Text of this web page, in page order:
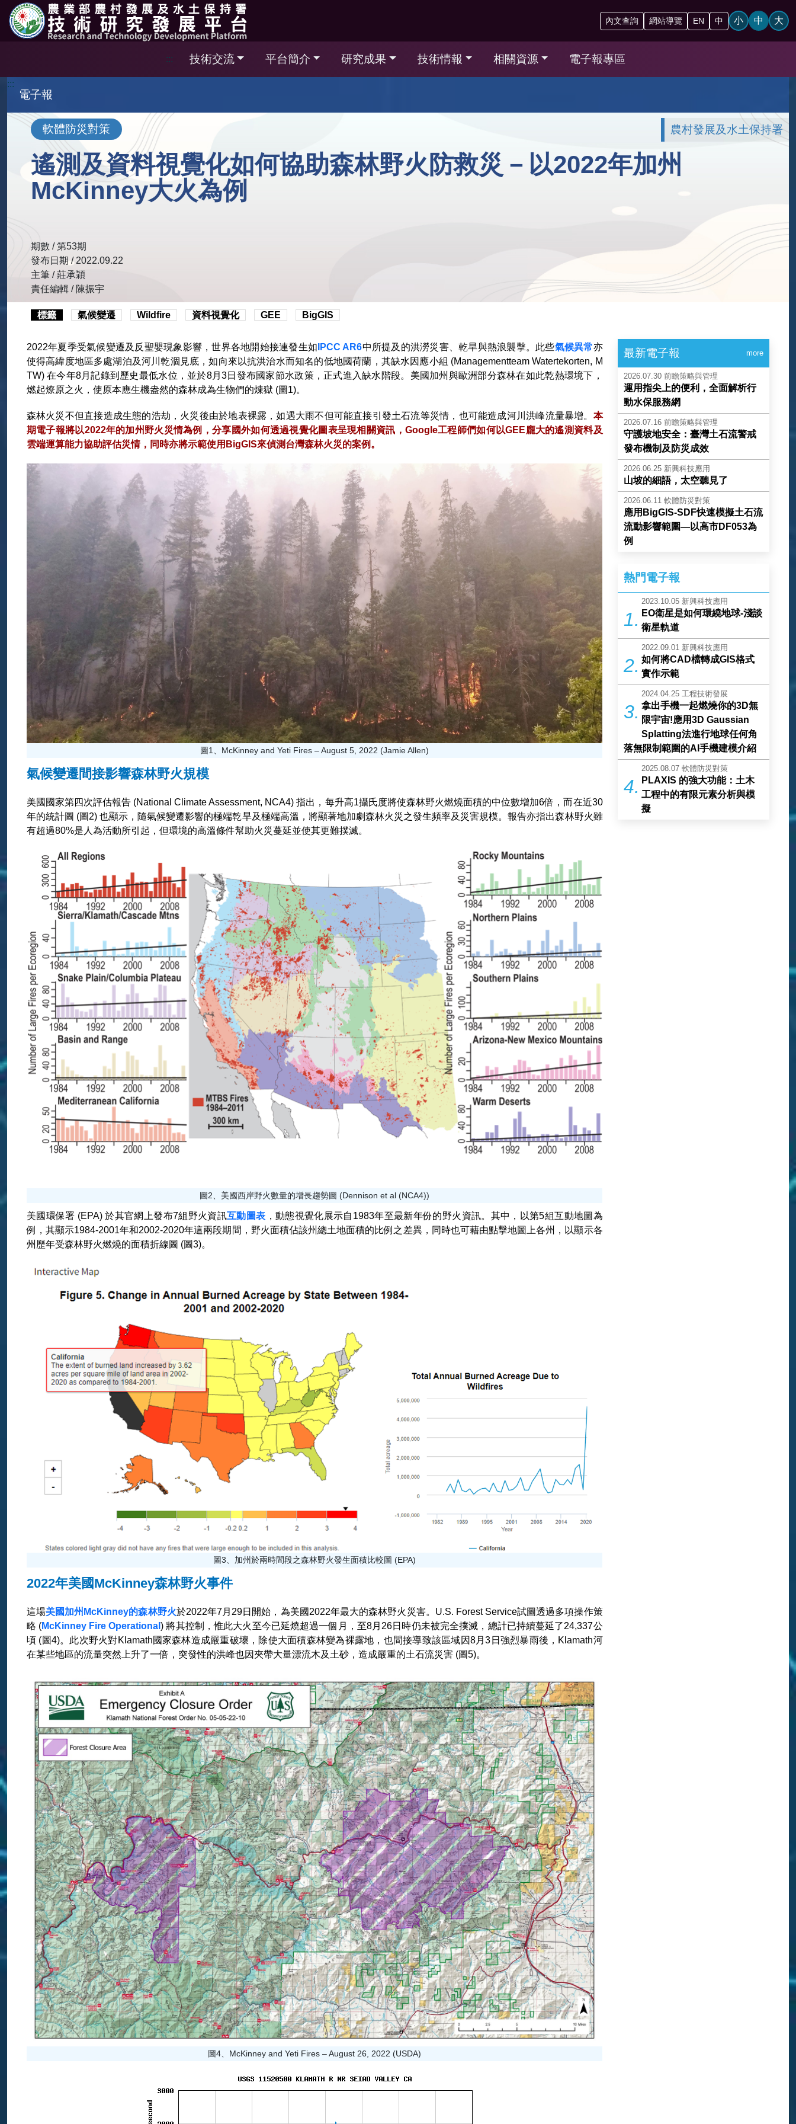
跳到主要內容區塊
內文查詢 網站導覽 EN 中 小 中 大
::: 技術交流 平台簡介 研究成果 技術情報 相關資源 電子報專區
:::
電子報
軟體防災對策 農村發展及水土保持署
遙測及資料視覺化如何協助森林野火防救災－以2022年加州
McKinney大火為例
期數 / 第53期
發布日期 / 2022.09.22
主筆 / 莊承穎
責任編輯 / 陳振宇
標籤 氣候變遷 Wildfire 資料視覺化 GEE BigGIS
2022年夏季受氣候變遷及反聖嬰現象影響，世界各地開始接連發生如 IPCC AR6中所提及的洪澇災害、乾旱與熱浪襲擊。此些氣候異常亦
使得高緯度地區多處湖泊及河川乾涸見底，如向來以抗洪治水而知名的低地國荷蘭，其缺水因應小組 (Managementteam Watertekorten, M
TW) 在今年8月記錄到歷史最低水位，並於8月3日發布國家節水政策，正式進入缺水階段。美國加州與歐洲部分森林在如此乾熱環境下，
燃起燎原之火，使原本應生機盎然的森林成為生物們的煉獄 (圖1)。
森林火災不但直接造成生態的浩劫，火災後由於地表裸露，如遇大雨不但可能直接引發土石流等災情，也可能造成河川洪峰流量暴增。 本
期電子報將以2022年的加州野火災情為例，分享國外如何透過視覺化圖表呈現相關資訊，Google工程師們如何以GEE龐大的遙測資料及
雲端運算能力協助評估災情，同時亦將示範使用BigGIS來偵測台灣森林火災的案例。
圖1、McKinney and Yeti Fires – August 5, 2022 (Jamie Allen)
氣候變遷間接影響森林野火規模
美國國家第四次評估報告 (National Climate Assessment, NCA4) 指出，每升高1攝氏度將使森林野火燃燒面積的中位數增加6倍，而在近30
年的統計圖 (圖2) 也顯示，隨氣候變遷影響的極端乾旱及極端高溫，將顯著地加劇森林火災之發生頻率及災害規模。報告亦指出森林野火雖
有超過80%是人為活動所引起，但環境的高溫條件幫助火災蔓延並使其更難撲滅。
圖2、美國西岸野火數量的增長趨勢圖 (Dennison et al (NCA4))
美國環保署 (EPA) 於其官網上發布7組野火資訊互動圖表 ，動態視覺化展示自1983年至最新年份的野火資訊。其中，以第5組互動地圖為
例，其顯示1984-2001年和2002-2020年這兩段期間，野火面積佔該州總土地面積的比例之差異，同時也可藉由點擊地圖上各州，以顯示各
州歷年受森林野火燃燒的面積折線圖 (圖3)。
圖3、加州於兩時間段之森林野火發生面積比較圖 (EPA)
2022年美國McKinney森林野火事件
這場美國加州McKinney的森林野火於2022年7月29日開始，為美國2022年最大的森林野火災害。U.S. Forest Service試圖透過多項操作策
略 (McKinney Fire Operational) 將其控制，惟此大火至今已延燒超過一個月，至8月26日時仍未被完全撲滅，總計已持續蔓延了24,337公
頃 (圖4)。此次野火對Klamath國家森林造成嚴重破壞，除使大面積森林變為裸露地，也間接導致該區域因8月3日強烈暴雨後，Klamath河
在某些地區的流量突然上升了一倍，突發性的洪峰也因夾帶大量漂流木及土砂，造成嚴重的土石流災害 (圖5)。
圖4、McKinney and Yeti Fires – August 26, 2022 (USDA)
最新電子報 more
2026.07.30 前瞻策略與管理
運用指尖上的便利，全面解析行
動水保服務網
2026.07.16 前瞻策略與管理
守護坡地安全：臺灣土石流警戒
發布機制及防災成效
2026.06.25 新興科技應用
山坡的細語，太空聽見了
2026.06.11 軟體防災對策
應用BigGIS-SDF快速模擬土石流
流動影響範圍—以高市DF053為
例
熱門電子報
1.
2023.10.05 新興科技應用
EO衛星是如何環繞地球-淺談
衛星軌道
2.
2022.09.01 新興科技應用
如何將CAD檔轉成GIS格式
實作示範
3.
2024.04.25 工程技術發展
拿出手機一起燃燒你的3D無
限宇宙!應用3D Gaussian
Splatting法進行地球任何角
落無限制範圍的AI手機建模介紹
4.
2025.08.07 軟體防災對策
PLAXIS 的強大功能：土木
工程中的有限元素分析與模
擬